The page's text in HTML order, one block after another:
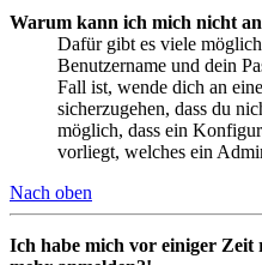
Warum kann ich mich nicht
Dafür gibt es viele
Benutzername und dein
Fall ist, wende dich an
sicherzugehen, dass du
möglich, dass ein
vorliegt, welches ein
Nach oben
Ich habe mich vor einiger